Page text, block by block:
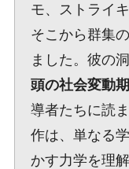
モ、ストライ
そこから群集
ました。彼の洞
頭の社会変動期
導者たちに読
作は、単なる
かす力学を理